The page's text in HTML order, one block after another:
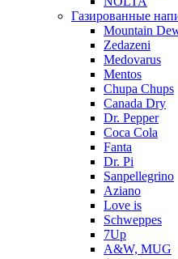
Газированные
Mountain
Zedazeni
Medovarus
Mentos
Chupa Chups
Canada Dry
Dr. Pepper
Coca Cola
Fanta
Dr. Pi
Sanpellegrino
Aziano
Love is
Schweppes
7Up
A&W, MUG